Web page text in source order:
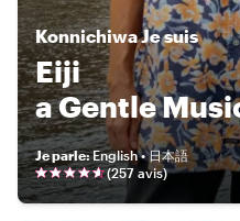
KonnichiwaJe suis
Eiji
a Gentle
Je parle:English • 日本語
(257 avis)